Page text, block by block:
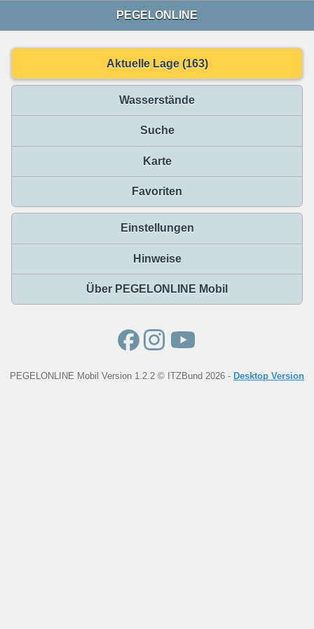
PEGELONLINE
Aktuelle Lage (163)
Wasserstände
Suche
Karte
Favoriten
Einstellungen
Hinweise
Über PEGELONLINE Mobil
PEGELONLINE Mobil Version 1.2.2 © ITZBund 2026 - Desktop Version